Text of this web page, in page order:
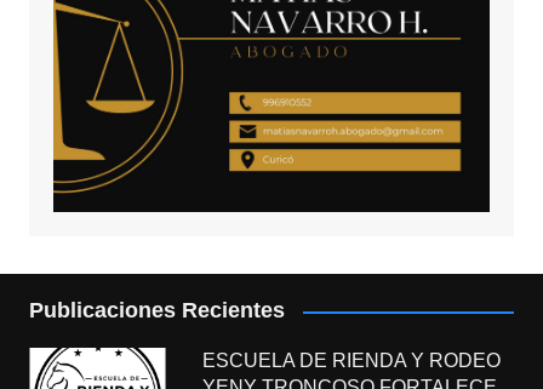
Publicaciones Recientes
ESCUELA DE RIENDA Y RODEO